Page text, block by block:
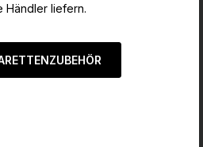
Händler liefern.